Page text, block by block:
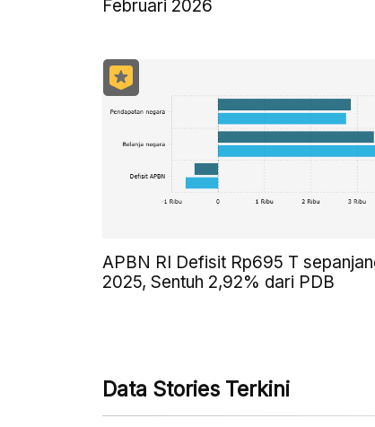
Februari 2026
APBN RI Defisit Rp695 T
2025, Sentuh 2,92% dari PDB
Data Stories Terkini